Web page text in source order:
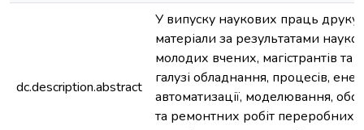
dc.description.abstract
У випуску наукових праць
матеріали за результатами
молодих вчених, магістрантів та
галузі обладнання, процесів,
автоматизації, моделювання,
та ремонтних робіт переробних